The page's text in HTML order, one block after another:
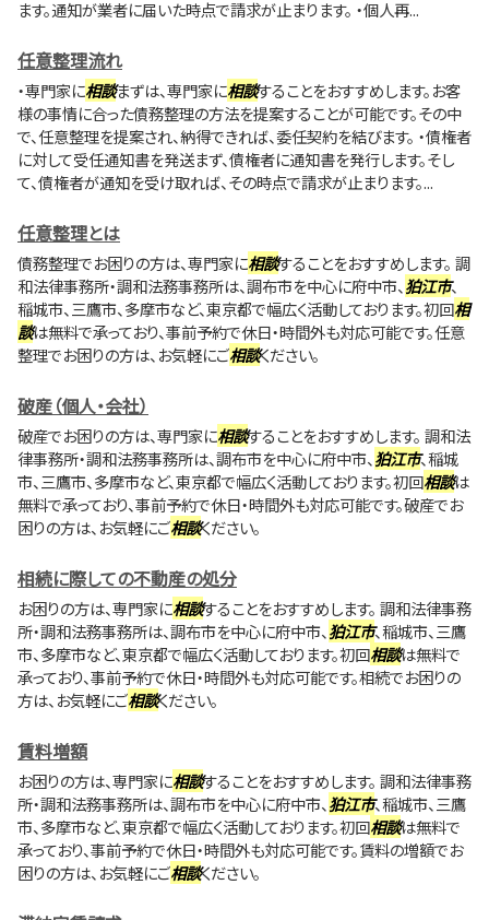
ます。通知が業者に届いた時点で請求が止まります。 ・個人再...
任意整理流れ
・専門家に相談まずは、専門家に相談することをおすすめします。お客
様の事情に合った債務整理の方法を提案することが可能です。その中
で、任意整理を提案され、納得できれば、委任契約を結びます。 ・債権者
に対して受任通知書を発送まず、債権者に通知書を発行します。そし
て、債権者が通知を受け取れば、その時点で請求が止まります。...
任意整理とは
債務整理でお困りの方は、専門家に相談することをおすすめします。 調
和法律事務所・調和法務事務所は、調布市を中心に府中市、狛江市、
稲城市、三鷹市、多摩市など、東京都で幅広く活動しております。初回相
談は無料で承っており、事前予約で休日・時間外も対応可能です。任意
整理でお困りの方は、お気軽にご相談ください。
破産（個人・会社）
破産でお困りの方は、専門家に相談することをおすすめします。 調和法
律事務所・調和法務事務所は、調布市を中心に府中市、狛江市、稲城
市、三鷹市、多摩市など、東京都で幅広く活動しております。初回相談は
無料で承っており、事前予約で休日・時間外も対応可能です。破産でお
困りの方は、お気軽にご相談ください。
相続に際しての不動産の処分
お困りの方は、専門家に相談することをおすすめします。 調和法律事務
所・調和法務事務所は、調布市を中心に府中市、狛江市、稲城市、三鷹
市、多摩市など、東京都で幅広く活動しております。初回相談は無料で
承っており、事前予約で休日・時間外も対応可能です。相続でお困りの
方は、お気軽にご相談ください。
賃料増額
お困りの方は、専門家に相談することをおすすめします。 調和法律事務
所・調和法務事務所は、調布市を中心に府中市、狛江市、稲城市、三鷹
市、多摩市など、東京都で幅広く活動しております。初回相談は無料で
承っており、事前予約で休日・時間外も対応可能です。賃料の増額でお
困りの方は、お気軽にご相談ください。